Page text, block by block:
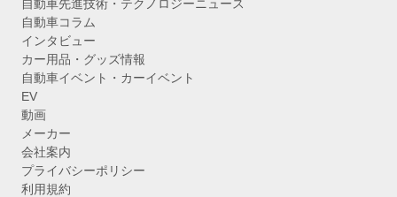
自動車先進技術・テクノロジーニュース
自動車コラム
インタビュー
カー用品・グッズ情報
自動車イベント・カーイベント
EV
動画
メーカー
会社案内
プライバシーポリシー
利用規約